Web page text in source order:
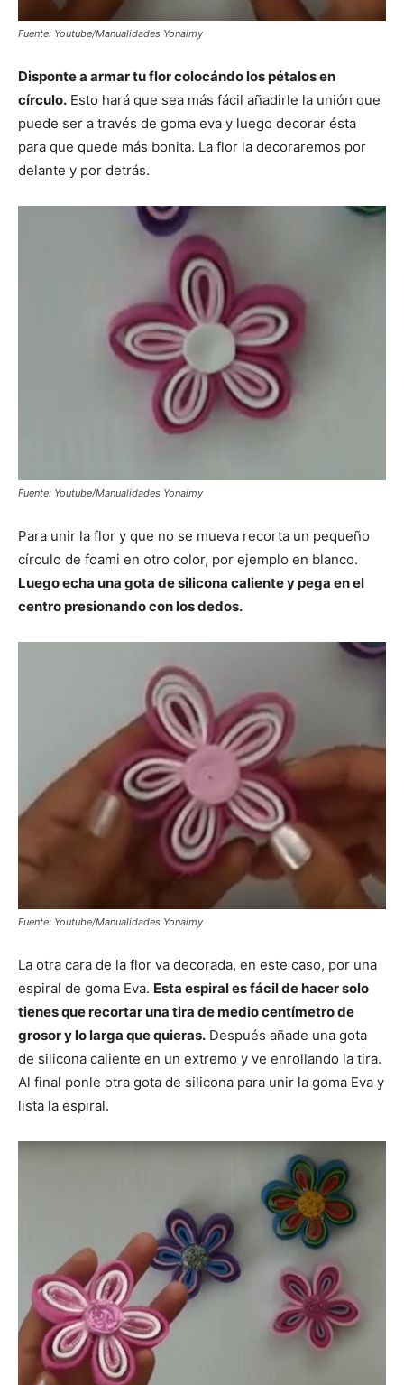
Fuente: Youtube/Manualidades Yonaimy
Disponte a armar tu flor colocándo los pétalos en
círculo. Esto hará que sea más fácil añadirle la unión que
puede ser a través de goma eva y luego decorar ésta
para que quede más bonita. La flor la decoraremos por
delante y por detrás.
Fuente: Youtube/Manualidades Yonaimy
Para unir la flor y que no se mueva recorta un pequeño
círculo de foami en otro color, por ejemplo en blanco.
Luego echa una gota de silicona caliente y pega en el
centro presionando con los dedos.
Fuente: Youtube/Manualidades Yonaimy
La otra cara de la flor va decorada, en este caso, por una
espiral de goma Eva. Esta espiral es fácil de hacer solo
tienes que recortar una tira de medio centímetro de
grosor y lo larga que quieras. Después añade una gota
de silicona caliente en un extremo y ve enrollando la tira.
Al final ponle otra gota de silicona para unir la goma Eva y
lista la espiral.